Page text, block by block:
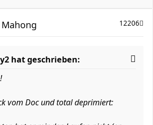
12206
Mahong
hat geschrieben:
vom Doc und total deprimiert: